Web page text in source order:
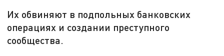
Их обвиняют в подпольных банковских
операциях и создании преступного
сообщества.